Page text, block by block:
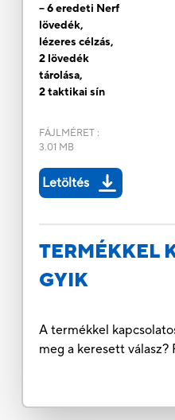
– 6 eredeti Nerf
lövedék,
lézeres célzás,
2 lövedék
tárolása,
2 taktikai sín
FÁJLMÉRET:
3.01 MB
Letöltés
TERMÉKKEL
GYIK
A termékkel
meg a keresett válasz?